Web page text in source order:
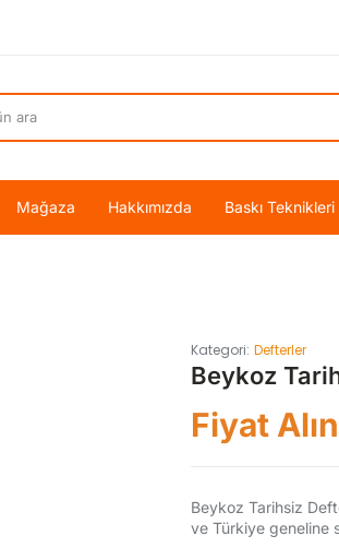
Mağaza Hakkımızda Baskı Teknikleri
Kategori: Defterler
Beykoz
Fiyat
Beykoz Tarihsiz
ve Türkiye geneline